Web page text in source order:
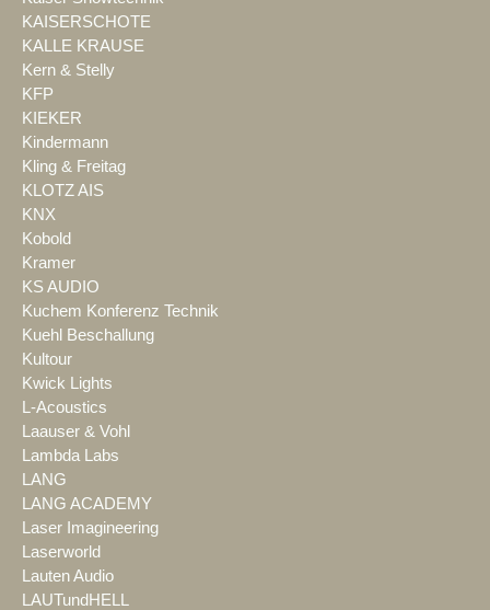
KAISERSCHOTE
KALLE KRAUSE
Kern & Stelly
KFP
KIEKER
Kindermann
Kling & Freitag
KLOTZ AIS
KNX
Kobold
Kramer
KS AUDIO
Kuchem Konferenz Technik
Kuehl Beschallung
Kultour
Kwick Lights
L-Acoustics
Laauser & Vohl
Lambda Labs
LANG
LANG ACADEMY
Laser Imagineering
Laserworld
Lauten Audio
LAUTundHELL